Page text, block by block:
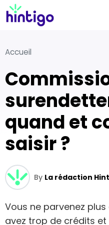
Accueil
Commission de
quand et
saisir ?
By La rédaction
Vous ne parvenez
avez trop de crédits et